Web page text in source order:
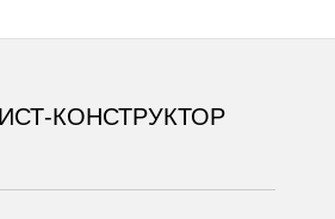
КОНСТРУКТОР